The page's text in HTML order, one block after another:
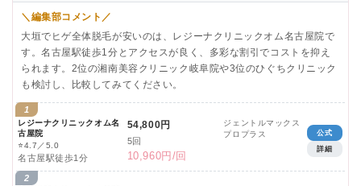
＼編集部コメント／
大垣でヒゲ全体脱毛が安いのは、レジーナクリニックオム名古屋院で
す。名古屋駅徒歩1分とアクセスが良く、多彩な割引でコストを抑え
られます。2位の湘南美容クリニック岐阜院や3位のひぐちクリニック
も検討し、比較してみてください。
1
レジーナクリニックオム名
古屋院
⭐4.7／5.0
名古屋駅徒歩1分
54,800円
5回
10,960円/回
ジェントルマックス
プロプラス
公式
詳細
2